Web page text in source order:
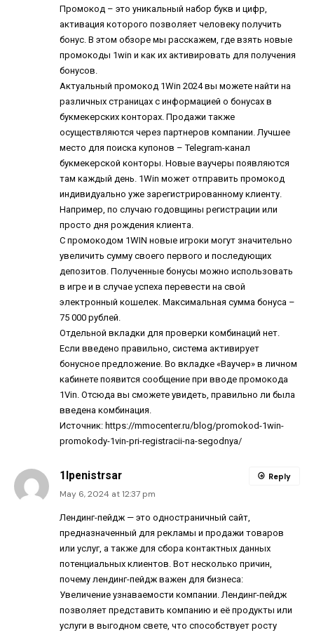
Промокод – это уникальный набор букв и цифр,
активация которого позволяет человеку получить
бонус. В этом обзоре мы расскажем, где взять новые
промокоды 1win и как их активировать для получения
бонусов.
Актуальный промокод 1Win 2024 вы можете найти на
различных страницах с информацией о бонусах в
букмекерских конторах. Продажи также
осуществляются через партнеров компании. Лучшее
место для поиска купонов – Telegram-канал
букмекерской конторы. Новые ваучеры появляются
там каждый день. 1Win может отправить промокод
индивидуально уже зарегистрированному клиенту.
Например, по случаю годовщины регистрации или
просто дня рождения клиента.
С промокодом 1WIN новые игроки могут значительно
увеличить сумму своего первого и последующих
депозитов. Полученные бонусы можно использовать
в игре и в случае успеха перевести на свой
электронный кошелек. Максимальная сумма бонуса –
75 000 рублей.
Отдельной вкладки для проверки комбинаций нет.
Если введено правильно, система активирует
бонусное предложение. Во вкладке «Ваучер» в личном
кабинете появится сообщение при вводе промокода
1Vin. Отсюда вы сможете увидеть, правильно ли была
введена комбинация.
Источник: https://mmocenter.ru/blog/promokod-1win-
promokody-1vin-pri-registracii-na-segodnya/
1lpenistrsar
May 6, 2024 at 12:37 pm
Лендинг-пейдж — это одностраничный сайт,
предназначенный для рекламы и продажи товаров
или услуг, а также для сбора контактных данных
потенциальных клиентов. Вот несколько причин,
почему лендинг-пейдж важен для бизнеса:
Увеличение узнаваемости компании. Лендинг-пейдж
позволяет представить компанию и её продукты или
услуги в выгодном свете, что способствует росту
Reply